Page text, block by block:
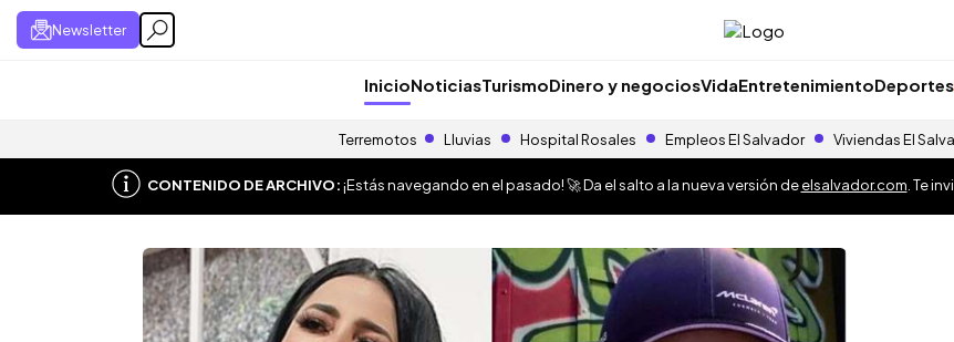
Newsletter
InicioNoticiasTurismoDinero y negociosVidaEntretenimientoDeportes
Terremotos Lluvias Hospital Rosales Empleos El Salvador Viviendas El
CONTENIDO DE ARCHIVO:¡Estás navegando en el pasado! 🚀 Da el salto a la nueva versión deelsalvador.com . Te